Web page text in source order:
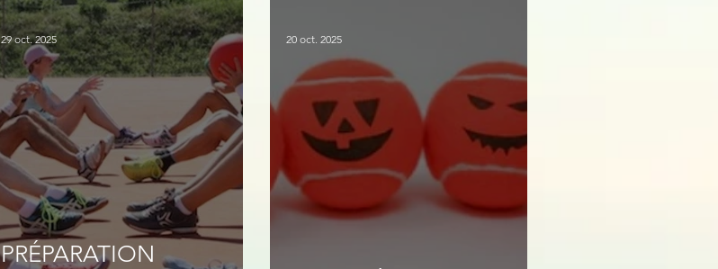
PRÉPARATION
29 oct. 2025 20 oct. 2025